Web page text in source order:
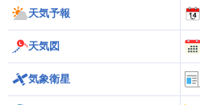
天気予報
天気図
気象衛星